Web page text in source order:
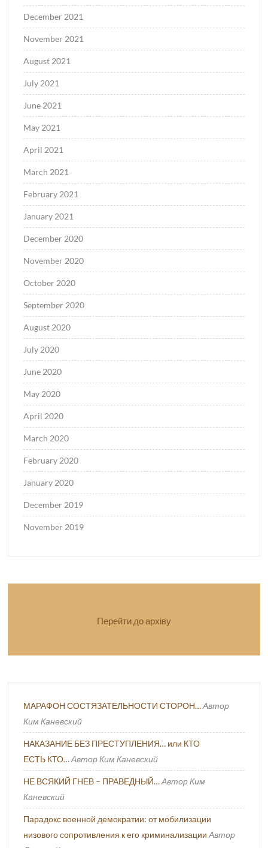
December 2021
November 2021
August 2021
July 2021
June 2021
May 2021
April 2021
March 2021
February 2021
January 2021
December 2020
November 2020
October 2020
September 2020
August 2020
July 2020
June 2020
May 2020
April 2020
March 2020
February 2020
January 2020
December 2019
November 2019
Перейти до архіву
МАРАФОН СОСТЯЗАТЕЛЬНОСТИ СТОРОН… Автор
Ким Каневский
НАКАЗАНИЕ БЕЗ ПРЕСТУПЛЕНИЯ… или КТО
ЕСТЬ КТО… Автор Ким Каневский
НЕ ВСЯКИЙ ГНЕВ – ПРАВЕДНЫЙ… Автор Ким
Каневский
Парадокс военной демократии: от мобилизации
низового сопротивления к его криминализации Автор